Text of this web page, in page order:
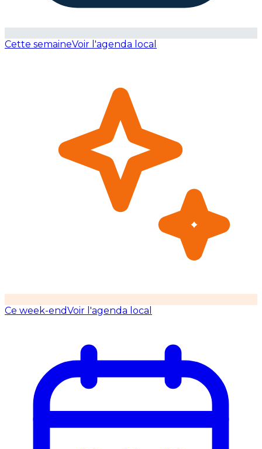
Cette semaineVoir l'agenda local
Ce week-endVoir l'agenda local